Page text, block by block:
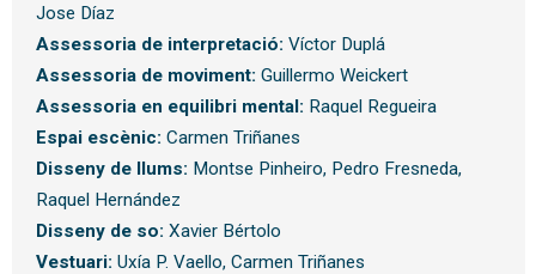
Jose Díaz
Assessoria de interpretació: Víctor Duplá
Assessoria de moviment: Guillermo Weickert
Assessoria en equilibri mental: Raquel Regueira
Espai escènic: Carmen Triñanes
Disseny de llums: Montse Pinheiro, Pedro Fresneda,
Raquel Hernández
Disseny de so: Xavier Bértolo
Vestuari: Uxía P. Vaello, Carmen Triñanes